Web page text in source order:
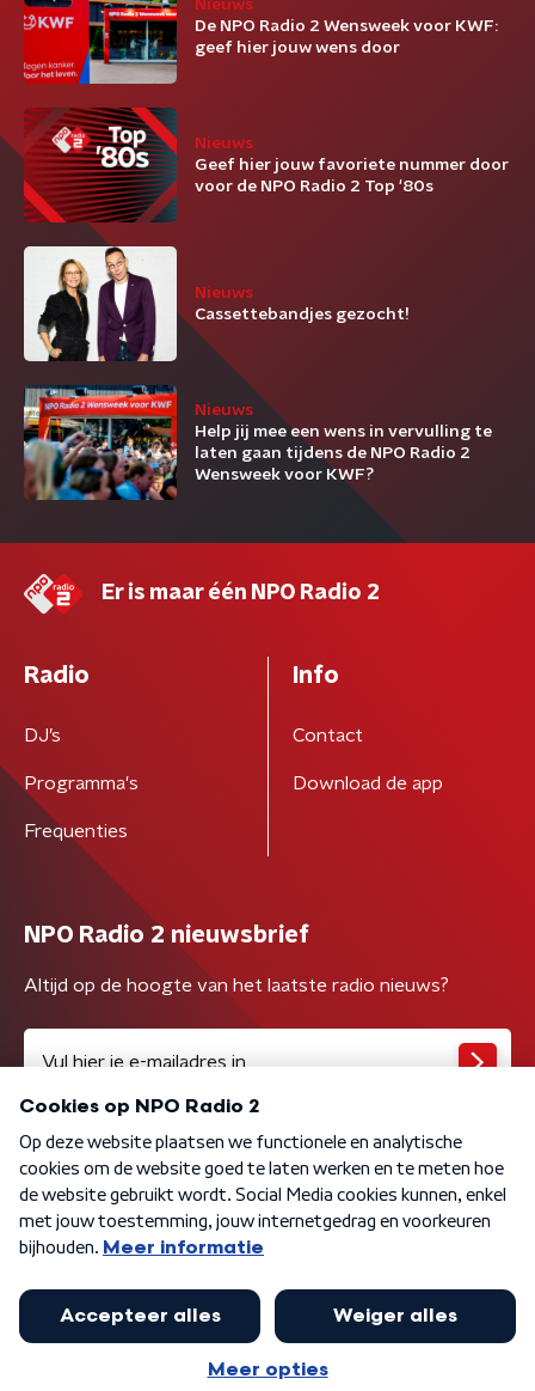
Nieuws
De NPO Radio 2 Wensweek voor KWF:
geef hier jouw wens door
Nieuws
Geef hier jouw favoriete nummer door
voor de NPO Radio 2 Top '80s
Nieuws
Cassettebandjes gezocht!
Nieuws
Help jij mee een wens in vervulling te
laten gaan tijdens de NPO Radio 2
Wensweek voor KWF?
Er is maar één NPO Radio 2
Radio
DJ’s
Programma's
Frequenties
Info
Contact
Download de app
NPO Radio 2 nieuwsbrief
Altijd op de hoogte van het laatste radio nieuws?
Algemene voorwaarden